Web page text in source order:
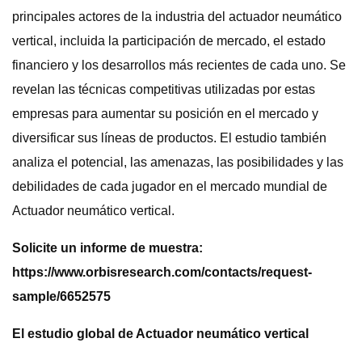
principales actores de la industria del actuador neumático
vertical, incluida la participación de mercado, el estado
financiero y los desarrollos más recientes de cada uno. Se
revelan las técnicas competitivas utilizadas por estas
empresas para aumentar su posición en el mercado y
diversificar sus líneas de productos. El estudio también
analiza el potencial, las amenazas, las posibilidades y las
debilidades de cada jugador en el mercado mundial de
Actuador neumático vertical.
Solicite un informe de muestra:
https://www.orbisresearch.com/contacts/request-
sample/6652575
El estudio global de Actuador neumático vertical